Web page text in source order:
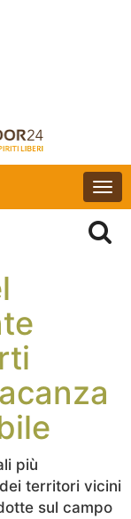
più
territori vicini
sul campo